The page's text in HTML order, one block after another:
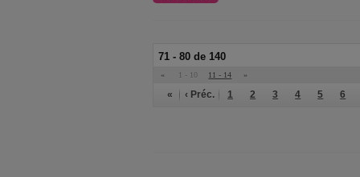
71 - 80 de 140
« 1 - 10 11 - 14 »
« ‹ Préc. 1 2 3 4 5 6